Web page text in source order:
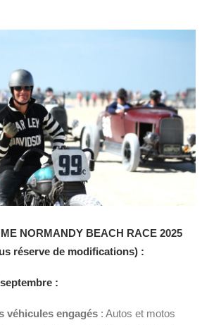
NORMANDY BEACH RACE 2025
réserve de modifications) :
:
véhicules engagés : Autos et motos